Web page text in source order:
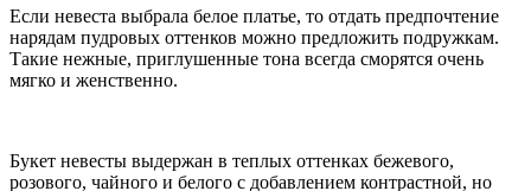
Если невеста выбрала белое платье, то отдать предпочтение
нарядам пудровых оттенков можно предложить подружкам.
Такие нежные, приглушенные тона всегда сморятся очень
мягко и женственно.
Букет невесты выдержан в теплых оттенках бежевого,
розового, чайного и белого с добавлением контрастной, но